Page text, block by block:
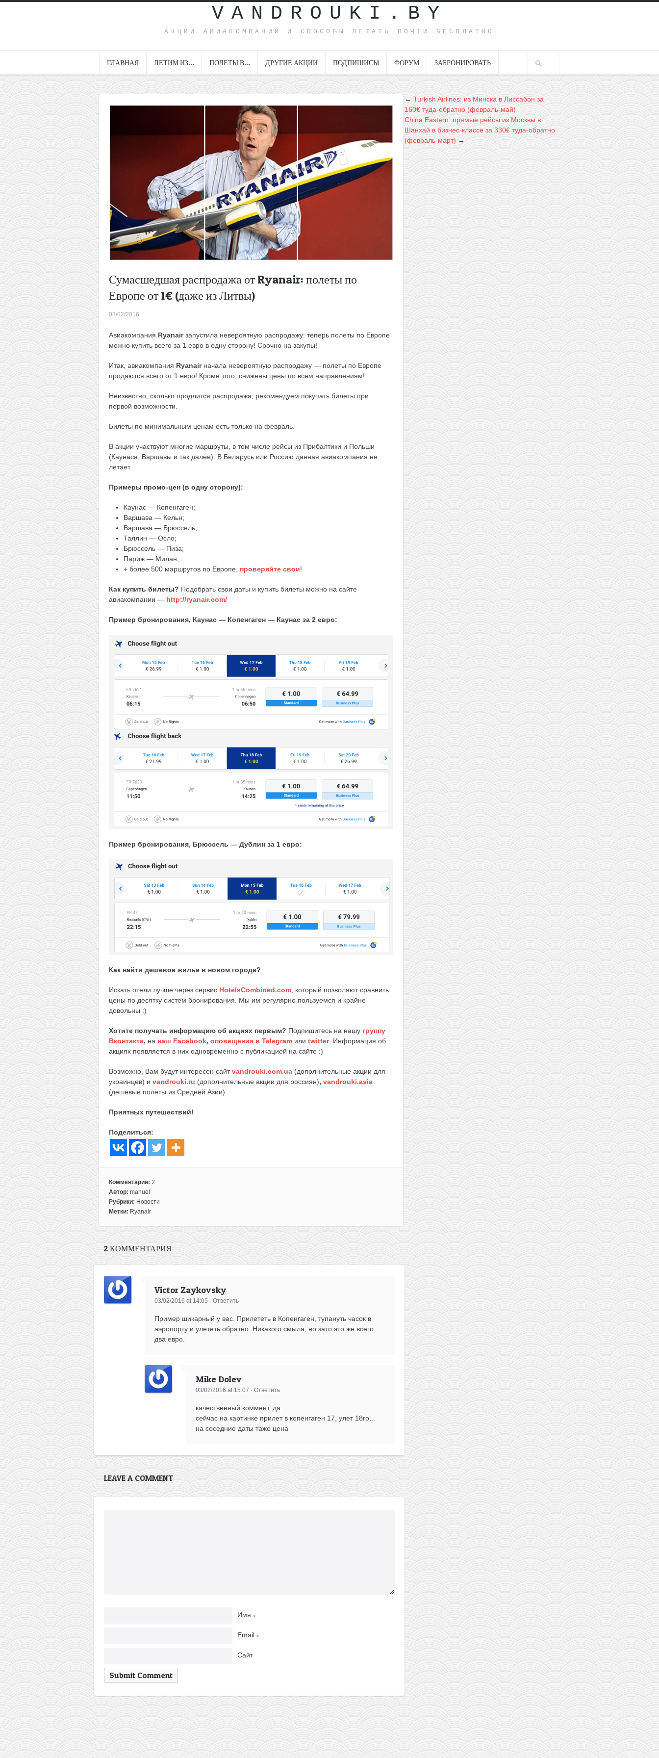
VANDROUKI.BY
АКЦИИ АВИАКОМПАНИЙ И СПОСОБЫ ЛЕТАТЬ ПОЧТИ БЕСПЛАТНО
ГЛАВНАЯ ЛЕТИМ ИЗ… ПОЛЕТЫ В… ДРУГИЕ АКЦИИ ПОДПИШИСЬ! ФОРУМ ЗАБРОНИРОВАТЬ
Сумасшедшая распродажа от Ryanair: полеты по
Европе от 1€ (даже из Литвы)
03/02/2016
Авиакомпания Ryanairзапустила невероятную распродажу: теперь полеты по Европе
можно купить всего за 1 евро в одну сторону! Срочно на закупы!
Итак, авиакомпания Ryanair начала невероятную распродажу — полеты по Европе
продаются всего от 1 евро! Кроме того, снижены цены по всем направлениям!
Неизвестно, сколько продлится распродажа, рекомендуем покупать билеты при
первой возможности.
Билеты по минимальным ценам есть только на февраль.
В акции участвуют многие маршруты, в том числе рейсы из Прибалтики и Польши
(Каунаса, Варшавы и так далее). В Беларусь или Россию данная авиакомпания не
летает.
Примеры промо-цен (в одну сторону):
Каунас — Копенгаген;
Варшава — Кельн;
Варшава — Брюссель;
Таллин — Осло;
Брюссель — Пиза;
Париж — Милан;
+ более 500 маршрутов по Европе, проверяйте свои!
Как купить билеты? Подобрать свои даты и купить билеты можно на сайте
авиакомпании — http://ryanair.com/
Пример бронирования, Каунас — Копенгаген — Каунас за 2 евро:
Пример бронирования, Брюссель — Дублин за 1 евро:
Как найти дешевое жилье в новом городе?
Искать отели лучше через сервис HotelsCombined.com , который позволяют сравнить
цены по десятку систем бронирования. Мы им регулярно пользуемся и крайне
довольны :)
Хотите получать информацию об акциях первым? Подпишитесь на нашу группу
Вконтакте, на наш Facebook, оповещения в Telegram или twitter. Информация об
акциях появляется в них одновременно с публикацией на сайте :)
Возможно, Вам будут интересен сайтvandrouki.com.ua (дополнительные акции для
украинцев) и vandrouki.ru (дополнительные акции для россиян), vandrouki.asia
(дешевые полеты из Средней Азии).
Приятных путешествий!
Поделиться:
Комментарии: 2
Автор: manuel
Рубрики: Новости
Метки: Ryanair
2 КОММЕНТАРИЯ
Victor Zaykovsky
03/02/2016 at 14:05 ·Ответить
Пример шикарный у вас. Прилететь в Копенгаген, тупануть часок в
аэропорту и улететь обратно. Никакого смыла, но зато это же всего
два евро.
Mike Dolev
03/02/2016 at 15:07 ·Ответить
качественный коммент, да.
сейчас на картинке прилет в копенгаген 17, улет 18го…
на соседние даты таже цена
LEAVE A COMMENT
Имя *
Email *
Сайт
←Turkish Airlines: из Минска в Лиссабон за
160€ туда-обратно (февраль-май)
China Eastern: прямые рейсы из Москвы в
Шанхай в бизнес-классе за 330€ туда-обратно
(февраль-март) →